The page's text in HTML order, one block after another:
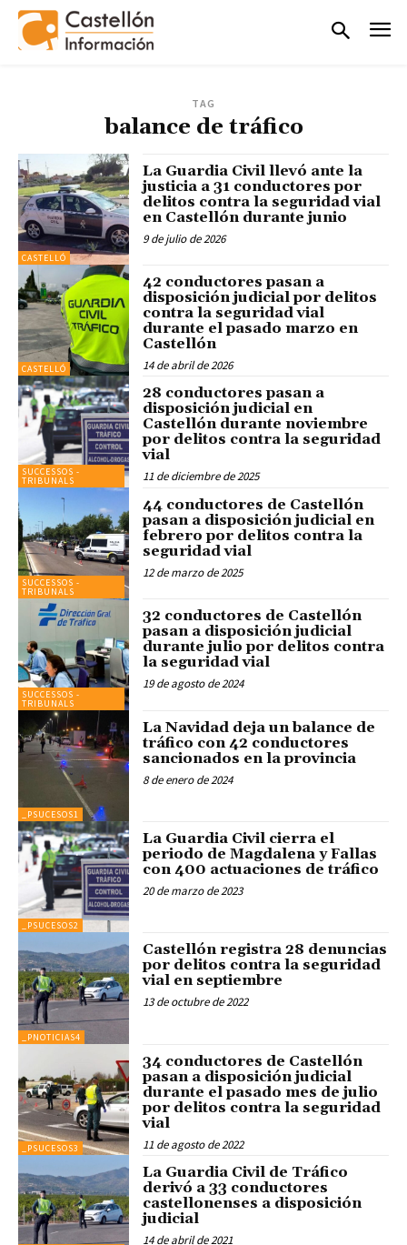
TAG
balance de tráfico
CASTELLÓ
La Guardia Civil llevó ante la
justicia a 31 conductores por
delitos contra la seguridad vial
en Castellón durante junio
9 de julio de 2026
CASTELLÓ
42 conductores pasan a
disposición judicial por delitos
contra la seguridad vial
durante el pasado marzo en
Castellón
14 de abril de 2026
SUCCESSOS -
TRIBUNALS
28 conductores pasan a
disposición judicial en
Castellón durante noviembre
por delitos contra la seguridad
vial
11 de diciembre de 2025
SUCCESSOS -
TRIBUNALS
44 conductores de Castellón
pasan a disposición judicial en
febrero por delitos contra la
seguridad vial
12 de marzo de 2025
SUCCESSOS -
TRIBUNALS
32 conductores de Castellón
pasan a disposición judicial
durante julio por delitos contra
la seguridad vial
19 de agosto de 2024
_PSUCESOS1
La Navidad deja un balance de
tráfico con 42 conductores
sancionados en la provincia
8 de enero de 2024
_PSUCESOS2
La Guardia Civil cierra el
periodo de Magdalena y Fallas
con 400 actuaciones de tráfico
20 de marzo de 2023
_PNOTICIAS4
Castellón registra 28 denuncias
por delitos contra la seguridad
vial en septiembre
13 de octubre de 2022
_PSUCESOS3
34 conductores de Castellón
pasan a disposición judicial
durante el pasado mes de julio
por delitos contra la seguridad
vial
11 de agosto de 2022
La Guardia Civil de Tráfico
derivó a 33 conductores
castellonenses a disposición
judicial
14 de abril de 2021